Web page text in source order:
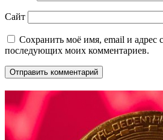
Сайт
Сохранить моё имя, email и адрес
последующих моих комментариев.